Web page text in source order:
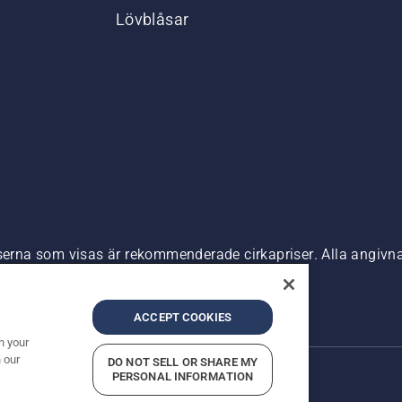
Lövblåsar
som visas är rekommenderade cirkapriser. Alla
Företagsinformation
your
our
ACCEPT COOKIES
DO NOT SELL OR SHARE MY
PERSONAL INFORMATION